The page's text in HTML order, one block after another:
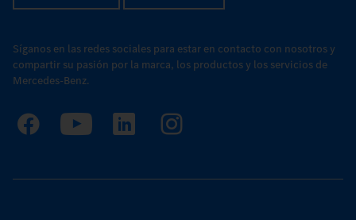
Síganos en las redes sociales para estar en contacto con nosotros y
compartir su pasión por la marca, los productos y los servicios de
Mercedes-Benz.